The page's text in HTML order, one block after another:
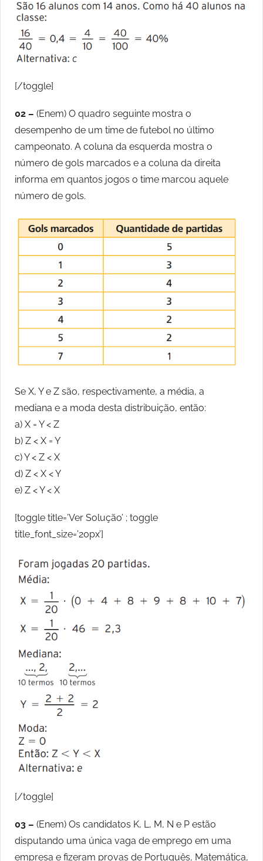
[/toggle]
02 – (Enem) O quadro seguinte mostra o
desempenho de um time de futebol no último
campeonato. A coluna da esquerda mostra o
número de gols marcados e a coluna da direita
informa em quantos jogos o time marcou aquele
número de gols.
Se X, Y e Z são, respectivamente, a média, a
mediana e a moda desta distribuição, então:
a) X = Y < Z
b) Z < X = Y
c) Y < Z < X
d) Z < X < Y
e) Z < Y < X
[toggle title=’Ver Solução’ ; toggle
title_font_size=’20px’]
[/toggle]
03 – (Enem) Os candidatos K, L, M, N e P estão
disputando uma única vaga de emprego em uma
empresa e fizeram provas de Português, Matemática,